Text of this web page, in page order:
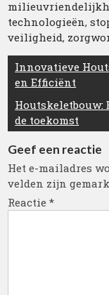
technologieën,
veiligheid,
Innovatieve
en Efficiënt
Houtskeletbouw:
de toekomst
Geef een reactie
Het e-mailadres
velden zijn
Reactie*